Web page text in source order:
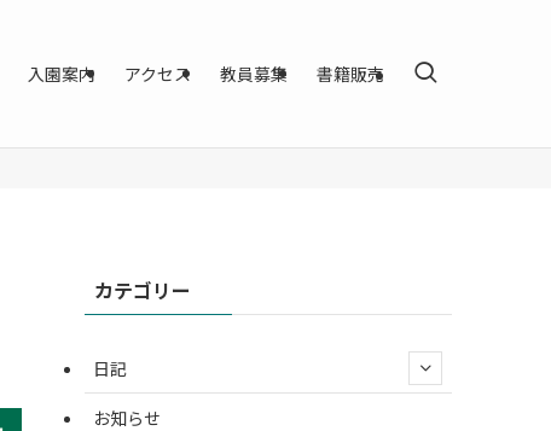
入園案内 アクセス 教員募集 書籍販売
カテゴリー
日記
お知らせ